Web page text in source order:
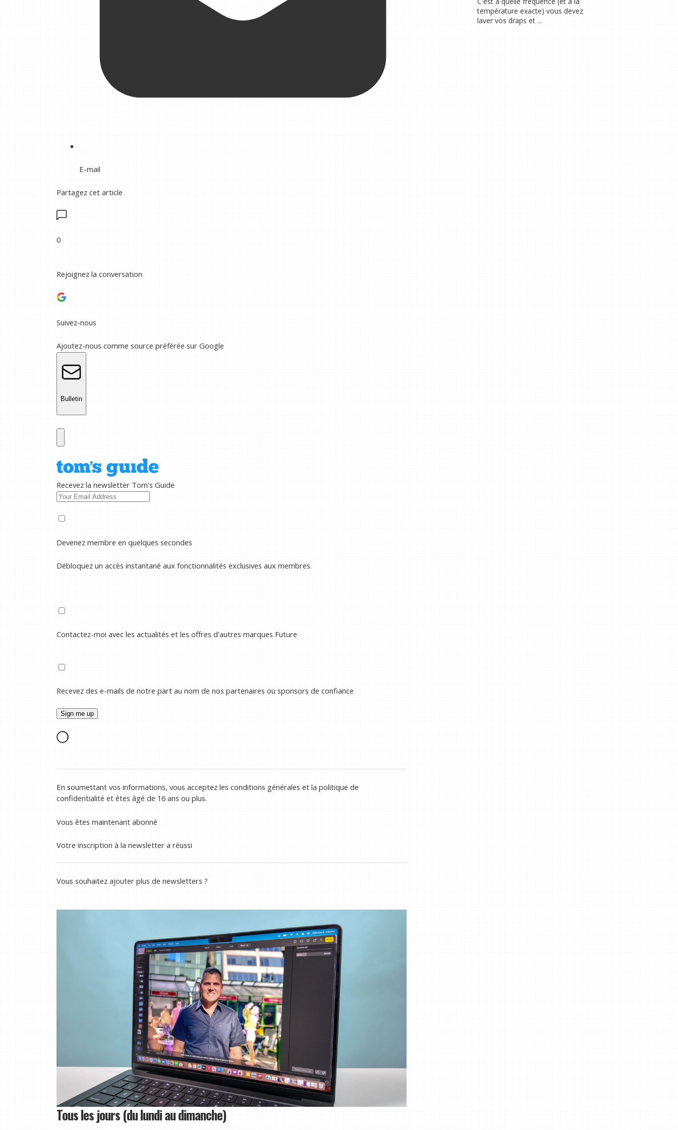
E-mail
Partagez cet article
0
Rejoignez la conversation
Suivez-nous
Ajoutez-nous comme source préférée sur Google
Bulletin
Recevez la newsletter Tom's Guide
Devenez membre en quelques secondes
Débloquez un accès instantané aux fonctionnalités exclusives aux membres.
Contactez-moi avec les actualités et les offres d'autres marques Future
Recevez des e-mails de notre part au nom de nos partenaires ou sponsors de confiance
En soumettant vos informations, vous acceptez les conditions générales et la politique de
confidentialité et êtes âgé de 16 ans ou plus.
Vous êtes maintenant abonné
Votre inscription à la newsletter a réussi
Vous souhaitez ajouter plus de newsletters ?
Tous les jours (du lundi au dimanche)
température exacte) vous devez
laver vos draps et ...